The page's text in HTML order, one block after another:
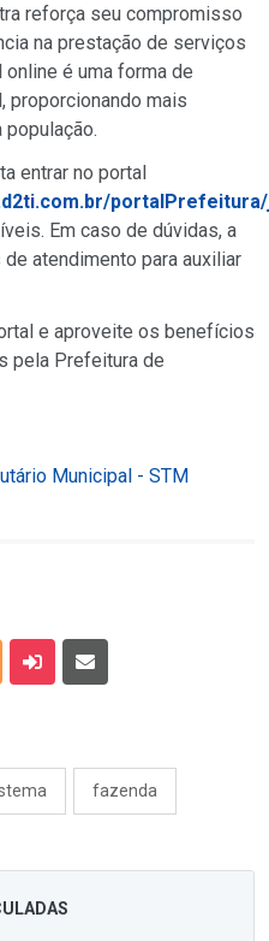
reforça seu compromisso
na prestação de serviços
é uma forma de
proporcionando mais
entrar no portal
Em caso de dúvidas, a
atendimento para auxiliar
e aproveite os benefícios
pela Prefeitura de
Municipal - STM
Outras MídiasEnviar para um amigo
fazenda